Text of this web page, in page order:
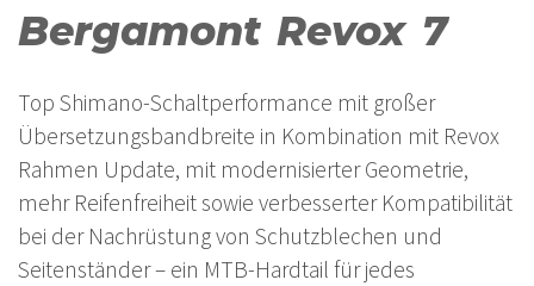
Bergamont Revox 7
Top Shimano-Schaltperformance mit großer
Übersetzungsbandbreite in Kombination mit Revox
Rahmen Update, mit modernisierter Geometrie,
mehr Reifenfreiheit sowie verbesserter Kompatibilität
bei der Nachrüstung von Schutzblechen und
Seitenständer – ein MTB-Hardtail für jedes